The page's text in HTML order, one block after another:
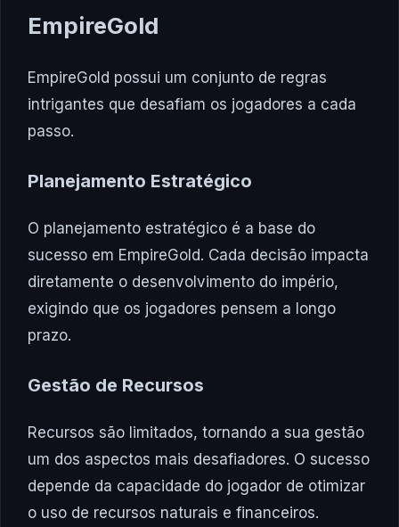
EmpireGold
EmpireGold possui um conjunto de regras
intrigantes que desafiam os jogadores a cada
passo.
Planejamento Estratégico
O planejamento estratégico é a base do
sucesso em EmpireGold. Cada decisão impacta
diretamente o desenvolvimento do império,
exigindo que os jogadores pensem a longo
prazo.
Gestão de Recursos
Recursos são limitados, tornando a sua gestão
um dos aspectos mais desafiadores. O sucesso
depende da capacidade do jogador de otimizar
o uso de recursos naturais e financeiros.